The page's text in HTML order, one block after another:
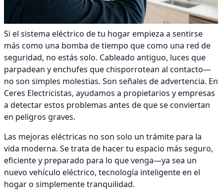
Si el sistema eléctrico de tu hogar empieza a sentirse
más como una bomba de tiempo que como una red de
seguridad, no estás solo. Cableado antiguo, luces que
parpadean y enchufes que chisporrotean al contacto—
no son simples molestias. Son señales de advertencia. En
Ceres Electricistas, ayudamos a propietarios y empresas
a detectar estos problemas antes de que se conviertan
en peligros graves.
Las mejoras eléctricas no son solo un trámite para la
vida moderna. Se trata de hacer tu espacio más seguro,
eficiente y preparado para lo que venga—ya sea un
nuevo vehículo eléctrico, tecnología inteligente en el
hogar o simplemente tranquilidad.